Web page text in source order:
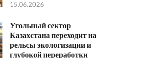
15.06.2026
Угольный сектор
Казахстана переходит на
рельсы экологизации и
глубокой переработки